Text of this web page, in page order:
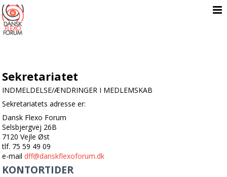

Sekretariatet
INDMELDELSE/ÆNDRINGER I MEDLEMSKAB
Sekretariatets adresse er:
Dansk Flexo Forum
Selsbjergvej 26B
7120 Vejle Øst
tlf. 75 59 49 09
e-maildff@danskflexoforum.dk
KONTORTIDER